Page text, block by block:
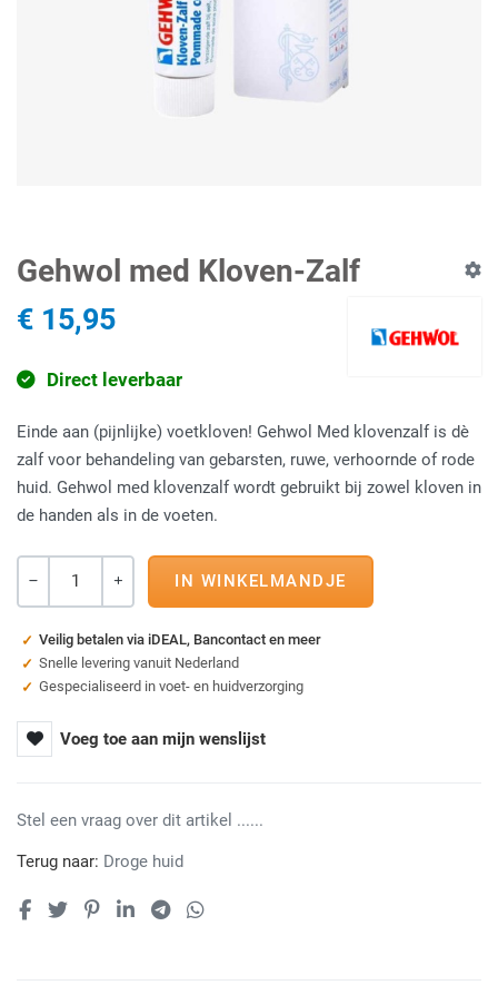
Gehwol med Kloven-Zalf
€ 15,95
Direct leverbaar
Einde aan (pijnlijke) voetkloven! Gehwol Med klovenzalf is dè
zalf voor behandeling van gebarsten, ruwe, verhoornde of rode
huid. Gehwol med klovenzalf wordt gebruikt bij zowel kloven in
de handen als in de voeten.
Veilig betalen via iDEAL, Bancontact en meer
Snelle levering vanuit Nederland
Gespecialiseerd in voet- en huidverzorging
Voeg toe aan mijn wenslijst
Stel een vraag over dit artikel ......
Terug naar: Droge huid